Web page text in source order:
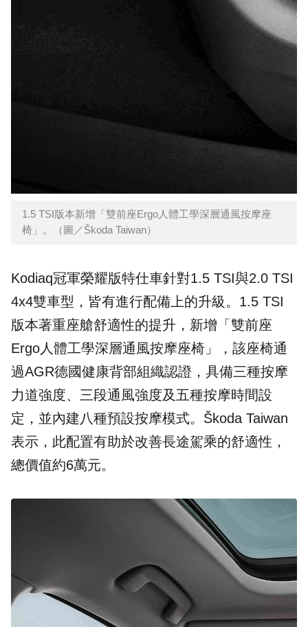
1.5 TSI版本新增「雙前座Ergo人體工學深層通風按摩座
椅」。（圖／Škoda Taiwan）
Kodiaq冠軍榮耀版特仕車針對1.5 TSI與2.0 TSI
4x4雙車型，皆有進行配備上的升級。1.5 TSI
版本著重座艙舒適性的提升，新增「雙前座
Ergo人體工學深層通風按摩座椅」，該座椅通
過AGR德國健康背部組織認證，具備三種按摩
力道強度、三段通風強度及五種按摩時間設
定，並內建八種預設按摩模式。Škoda Taiwan
表示，此配置有助於改善長途駕乘的舒適性，
總價值約6萬元。